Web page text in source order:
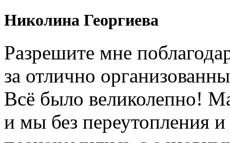
Николина Георгиева
Разрешите мне
за отлично
Всë было великолепно!
и мы без переутопления